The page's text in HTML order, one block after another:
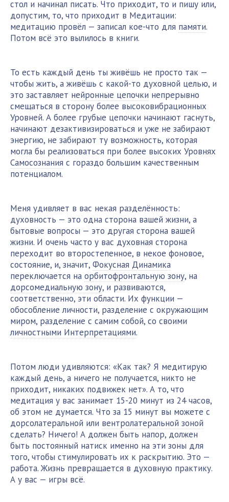
стол и начинал писать. Что приходит, то и пишу или,
допустим, то, что приходит в Медитации:
медитацию провёл — записал кое-что для памяти.
Потом всё это вылилось в книги.
То есть каждый день ты живёшь не просто так —
чтобы жить, а живёшь с какой-то духовной целью, и
это заставляет нейронные цепочки непрерывно
смещаться в сторону более высоковибрационных
Уровней. А более грубые цепочки начинают гаснуть,
начинают дезактивизироваться и уже не забирают
энергию, не забирают ту возможность, которая
могла бы реализоваться при более высоких Уровнях
Самосознания с гораздо большим качественным
потенциалом.
Меня удивляет в вас некая разделённость:
духовность — это одна сторона вашей жизни, а
бытовые вопросы — это другая сторона вашей
жизни. И очень часто у вас духовная сторона
переходит во второстепенное, в некое фоновое,
состояние, и, значит, Фокусная Динамика
переключается на орбитофронтальную зону, на
дорсомедиальную зону, и развиваются,
соответственно, эти области. Их функции —
обособление личности, разделение с окружающим
миром, разделение с самим собой, со своими
личностными Интерпретациями.
Потом люди удивляются: «Как так? Я медитирую
каждый день, а ничего не получается, никто не
приходит, никаких подвижек нет». А то, что
медитация у вас занимает 15-20 минут из 24 часов,
об этом не думается. Что за 15 минут вы можете с
дорсолатеральной или вентролатеральной зоной
сделать? Ничего! А должен быть напор, должен
быть постоянный натиск именно на эти зоны для
того, чтобы стимулировать их к раскрытию. Это —
работа. Жизнь превращается в духовную практику.
А у вас — игры всё.